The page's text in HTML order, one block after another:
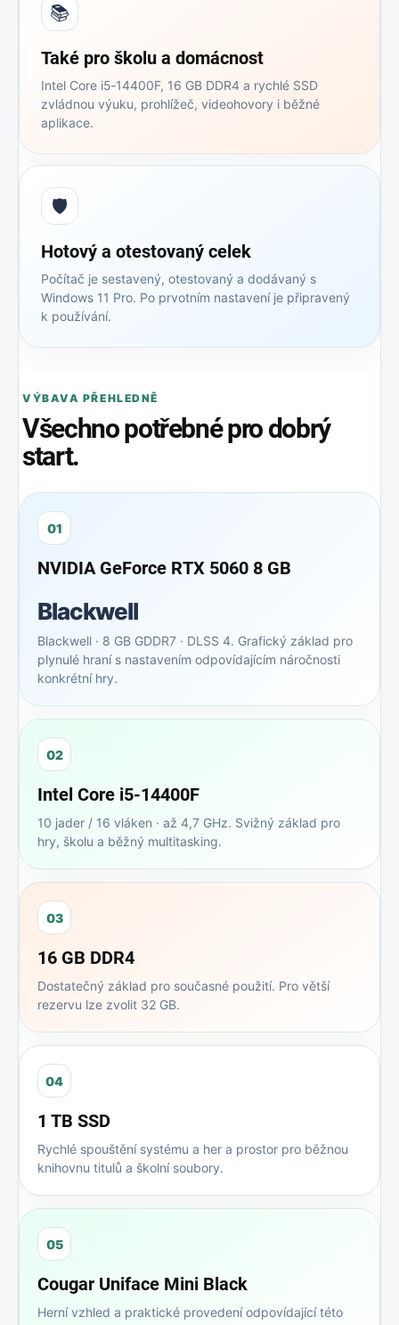
📚
Také pro školu a domácnost
Intel Core i5‑14400F, 16 GB DDR4 a rychlé SSD
zvládnou výuku, prohlížeč, videohovory i běžné
aplikace.
🛡️
Hotový a otestovaný celek
Počítač je sestavený, otestovaný a dodávaný s
Windows 11 Pro. Po prvotním nastavení je připravený
k používání.
VÝBAVA PŘEHLEDNĚ
Všechno potřebné pro dobrý
start.
01
NVIDIA GeForce RTX 5060 8 GB
Blackwell
Blackwell · 8 GB GDDR7 · DLSS 4. Grafický základ pro
plynulé hraní s nastavením odpovídajícím náročnosti
konkrétní hry.
02
Intel Core i5‑14400F
10 jader / 16 vláken · až 4,7 GHz. Svižný základ pro
hry, školu a běžný multitasking.
03
16 GB DDR4
Dostatečný základ pro současné použití. Pro větší
rezervu lze zvolit 32 GB.
04
1 TB SSD
Rychlé spouštění systému a her a prostor pro běžnou
knihovnu titulů a školní soubory.
05
Cougar Uniface Mini Black
Herní vzhled a praktické provedení odpovídající této